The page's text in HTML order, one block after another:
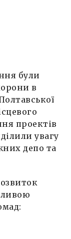
були
в
проектів
увагу
депо та